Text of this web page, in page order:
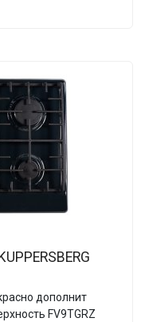
дополнит
FV9TGRZ